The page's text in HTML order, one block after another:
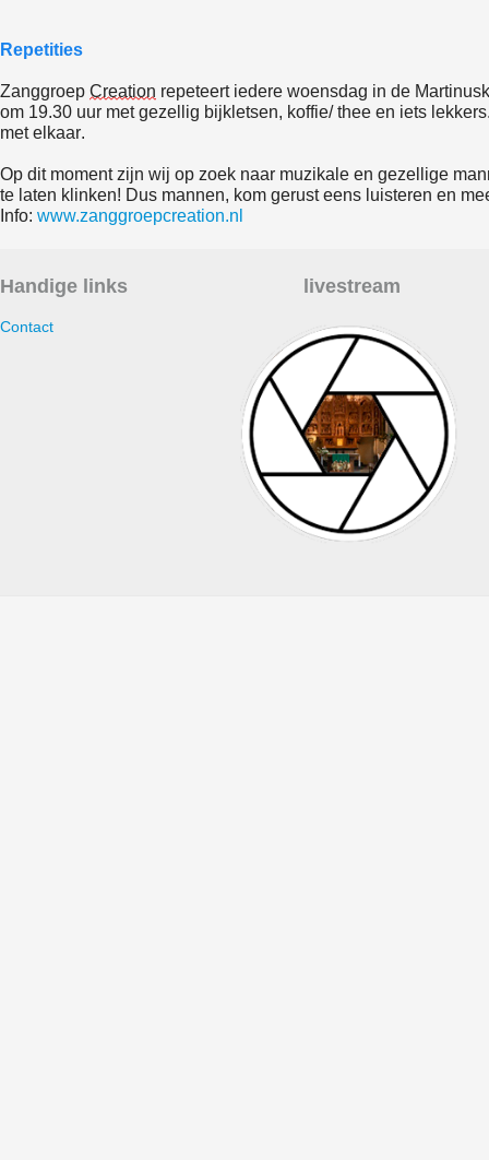
Repetities
Zanggroep Creation repeteert iedere woensdag in de
om 19.30 uur met gezellig bijkletsen, koffie/ thee en iets
met elkaar.
Op dit moment zijn wij op zoek naar muzikale en gezellige
te laten klinken! Dus mannen, kom gerust eens luisteren en
Info: www.zanggroepcreation.nl
Handige links
Contact
livestream